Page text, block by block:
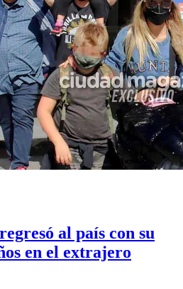
al país con su
en el extrajero